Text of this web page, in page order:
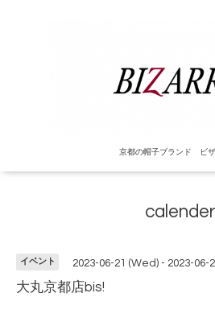
京都の帽子ブランド ビ
calender
イベント 2023-06-21 (Wed) - 2023-06-
大丸京都店bis!